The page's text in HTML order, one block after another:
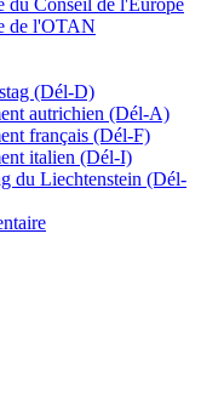
du Conseil de l'Europe
de l'OTAN
(Dél-D)
autrichien (Dél-A)
français (Dél-F)
italien (Dél-I)
du Liechtenstein (Dél-